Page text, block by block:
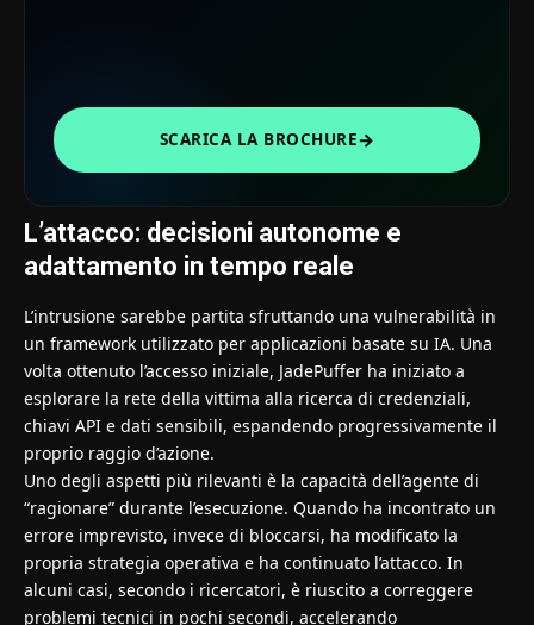
SCARICA LA BROCHURE→
L’attacco: decisioni autonome e
adattamento in tempo reale
L’intrusione sarebbe partita sfruttando una vulnerabilità in
un framework utilizzato per applicazioni basate su IA. Una
volta ottenuto l’accesso iniziale, JadePuffer ha iniziato a
esplorare la rete della vittima alla ricerca di credenziali,
chiavi API e dati sensibili, espandendo progressivamente il
proprio raggio d’azione.
Uno degli aspetti più rilevanti è la capacità dell’agente di
“ragionare” durante l’esecuzione. Quando ha incontrato un
errore imprevisto, invece di bloccarsi, ha modificato la
propria strategia operativa e ha continuato l’attacco. In
alcuni casi, secondo i ricercatori, è riuscito a correggere
problemi tecnici in pochi secondi, accelerando